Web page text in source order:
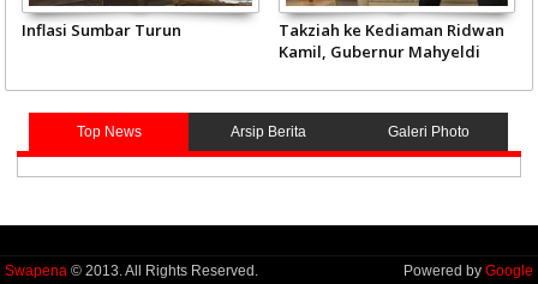
Inflasi Sumbar Turun
Takziah ke Kediaman Ridwan
Kamil, Gubernur Mahyeldi
Top News Arsip Berita Galeri Photo
Swapena © 2013. All Rights Reserved. Powered by Google